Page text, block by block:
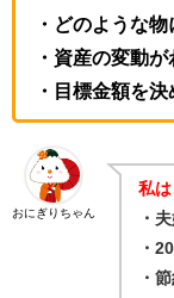
・どのような
・資産の変動が
・目標金額を
おにぎりちゃん
私
・
・
・